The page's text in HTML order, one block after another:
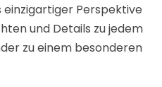
einzigartiger Perspektive
und Details zu jedem
zu einem besonderen